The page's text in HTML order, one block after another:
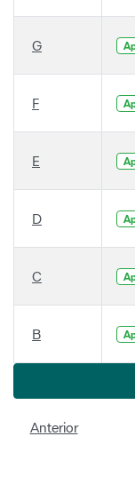
G
F
E
D
C
B
Anterior